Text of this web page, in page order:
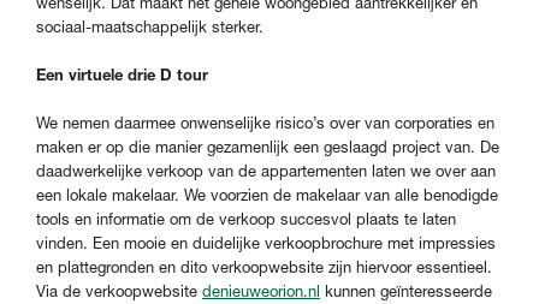
sociaal-maatschappelijk sterker.
Een virtuele drie D tour
We nemen daarmee onwenselijke risico’s over van corporaties en
maken er op die manier gezamenlijk een geslaagd project van. De
daadwerkelijke verkoop van de appartementen laten we over aan
een lokale makelaar. We voorzien de makelaar van alle benodigde
tools en informatie om de verkoop succesvol plaats te laten
vinden. Een mooie en duidelijke verkoopbrochure met impressies
en plattegronden en dito verkoopwebsite zijn hiervoor essentieel.
Via de verkoopwebsite denieuweorion.nl kunnen geïnteresseerde